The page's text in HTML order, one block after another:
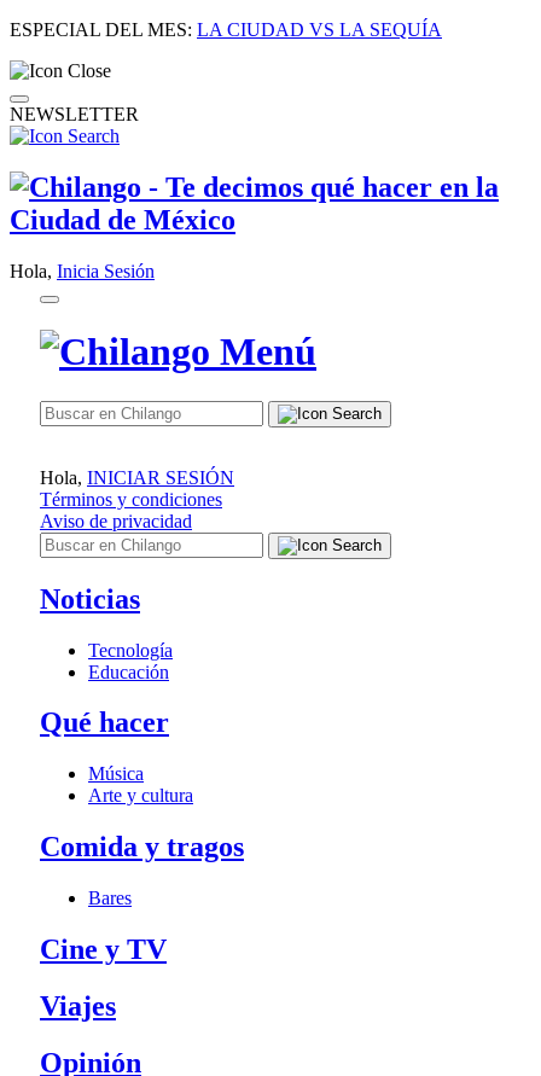
ESPECIAL DEL MES: LA CIUDAD VS LA SEQUÍA
NEWSLETTER
Hola, Inicia Sesión
Hola, INICIAR SESIÓN
Términos y condiciones
Aviso de privacidad
Noticias
Tecnología
Educación
Qué hacer
Música
Arte y cultura
Comida y tragos
Bares
Cine y TV
Viajes
Opinión